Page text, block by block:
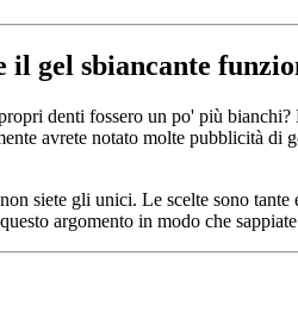
il gel sbiancante
denti fossero un po' più
avrete notato molte pubblicità di
siete gli unici. Le scelte sono
argomento in modo che